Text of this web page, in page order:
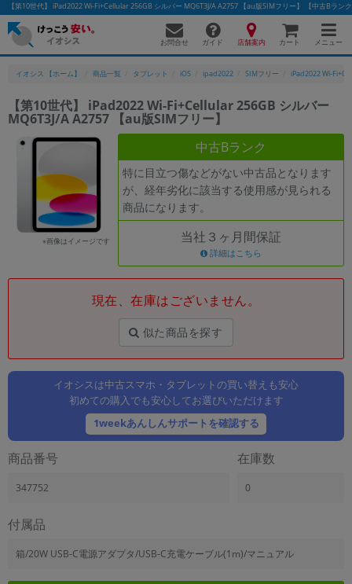
【第10世代】 iPad2022 Wi-Fi+Cellular 256GB シルバー MQ6T3J/A A2757 【au版SIMフリー】 【中古Bラ
お問合せ ガイド 店舗案内 カート メニュー
イオシス 【ホーム】 商品一覧 タブレット iOS ipad2022 SIMフリー iPad2022 Wi-
【第10世代】 iPad2022 Wi-Fi+Cellular 256GB シルバー
MQ6T3J/A A2757 【au版SIMフリー】
※画像はイメージです
中古Bランク
特に目立つ傷などがない中古品となります
が、経年劣化に該当する使用感が見られる
商品になります。
当社３ヶ月間保証
詳細はこちら
現在、在庫はございません。
似た商品を探す
イオシスは中古スマホ・タブレットの買い替えも安心
初めての購入でも安心してお選びいただけます
1weekあんしんサポートを確認する
商品番号
347752
在庫数
0
付属品
箱/20W USB-C電源アダプタ/USB-C充電ケーブル(1m)/マニュアル
かんたんパソコン検索に切り替える
フリーワード
除外ワード
人気の検索ワード： Let's note
「スマートフォン」「タブレット」など
メーカー
製造、販売メーカーの絞り込み
機能・特徴
商品の搭載機能による絞り込み
商品状態の絞り込み